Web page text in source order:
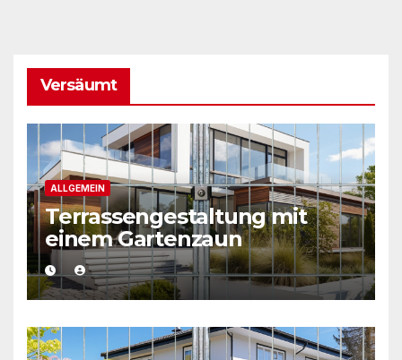
Versäumt
ALLGEMEIN
Terrassengestaltung mit
einem Gartenzaun